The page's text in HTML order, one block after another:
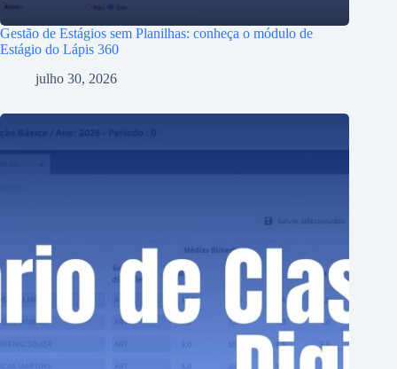
Gestão de Estágios sem Planilhas: conheça o módulo de
Estágio do Lápis 360
julho 30, 2026